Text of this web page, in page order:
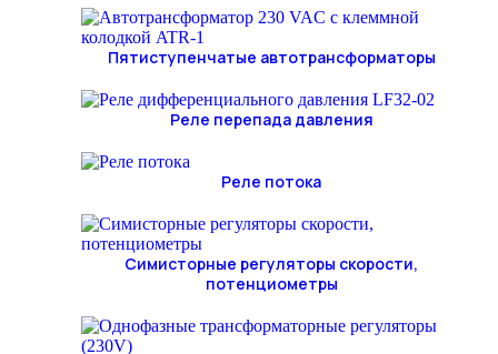
Пятиступенчатые автотрансформаторы
Реле перепада давления
Реле потока
Симисторные регуляторы скорости,
потенциометры